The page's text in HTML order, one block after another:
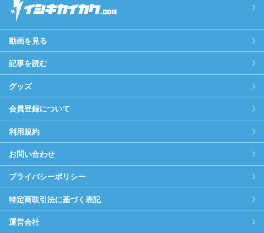
動画を見る
記事を読む
グッズ
会員登録について
利用規約
お問い合わせ
プライバシーポリシー
特定商取引法に基づく表記
運営会社